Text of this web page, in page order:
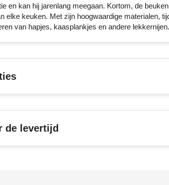
en kan hij jarenlang meegaan. Kortom, de
elke keuken. Met zijn hoogwaardige materialen,
van hapjes, kaasplankjes en andere lekkernijen.
de levertijd